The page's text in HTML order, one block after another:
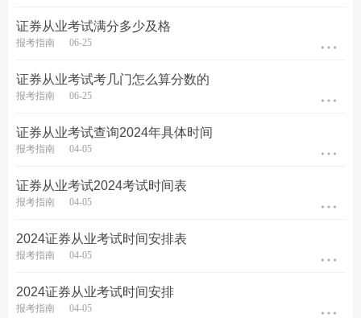
证券从业考试满分多少及格
报考指南 06-25
证券从业考试考几门怎么算分数的
报考指南 06-25
证券从业考试查询2024年具体时间
报考指南 04-05
证券从业考试2024考试时间表
报考指南 04-05
2024证券从业考试时间安排表
报考指南 04-05
2024证券从业考试时间安排
报考指南 04-05